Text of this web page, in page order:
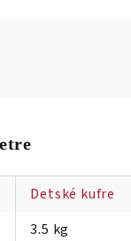
Detské kufre
3.5 kg